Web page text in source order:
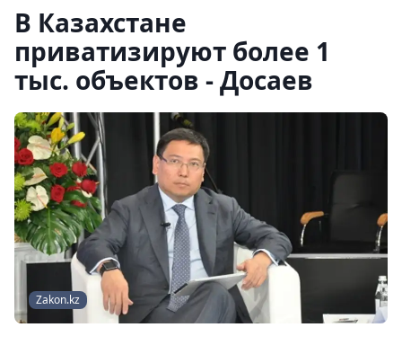
В Казахстане
приватизируют более 1
тыс. объектов - Досаев
Zakon.kz